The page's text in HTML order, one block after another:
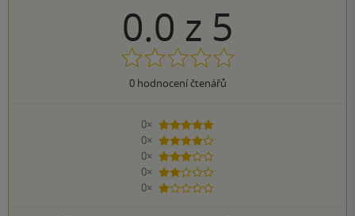
0.0 z 5
0hodnocení čtenářů
0×
5 hvězdiček
0×
4 hvězdičky
0×
3 hvězdičky
0×
2 hvězdičky
0×
1 hvezdička